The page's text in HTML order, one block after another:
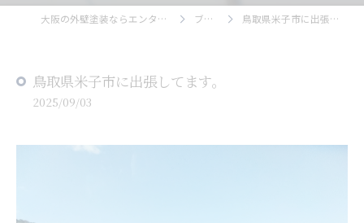
大阪の外壁塗装ならエンタープライズ ブログ 鳥取県米子市に出張してます。
鳥取県米子市に出張してます。
2025/09/03